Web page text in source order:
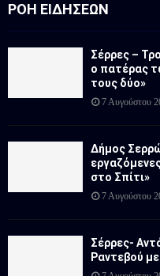
ΡΟΉ ΕΙΔΉΣΕΩΝ
Σέρρες –
ο πατέρας
τους δύο»
7 Αυγούστου
Δήμος
στο Σπίτι»
7 Αυγούστου
Σέρρες-
Ραντεβού